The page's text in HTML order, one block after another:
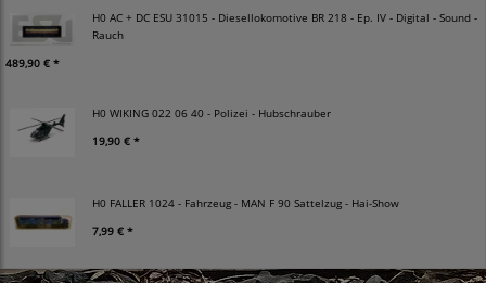
H0 AC + DC ESU 31015 - Diesellokomotive BR 218 - Ep. IV - Digital - Sound -
Rauch
489,90 € *
H0 WIKING 022 06 40 - Polizei - Hubschrauber
19,90 € *
H0 FALLER 1024 - Fahrzeug - MAN F 90 Sattelzug - Hai-Show
7,99 € *